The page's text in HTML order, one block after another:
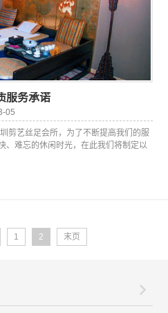
服务承诺
05
剪艺丝足会所，为了不断提高我们的服
、难忘的休闲时光，在此我们将制定以
1 2 末页